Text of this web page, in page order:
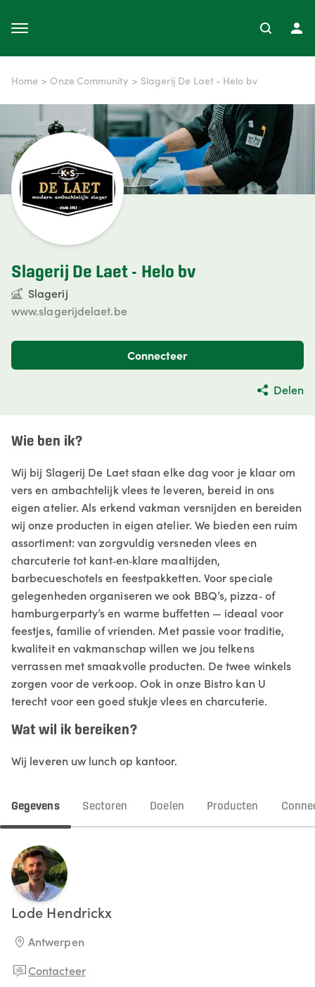
Home > Onze Community > Slagerij De Laet - Helo bv
Slagerij De Laet - Helo bv
Slagerij
www.slagerijdelaet.be
Connecteer
Delen
Wie ben ik?
Wij bij Slagerij De Laet staan elke dag voor je klaar om
vers en ambachtelijk vlees te leveren, bereid in ons
eigen atelier. Als erkend vakman versnijden en bereiden
wij onze producten in eigen atelier. We bieden een ruim
assortiment: van zorgvuldig versneden vlees en
charcuterie tot kant‑en‑klare maaltijden,
barbecueschotels en feestpakketten. Voor speciale
gelegenheden organiseren we ook BBQ’s, pizza‑ of
hamburgerparty’s en warme buffetten — ideaal voor
feestjes, familie of vrienden. Met passie voor traditie,
kwaliteit en vakmanschap willen we jou telkens
verrassen met smaakvolle producten. De twee winkels
zorgen voor de verkoop. Ook in onze Bistro kan U
terecht voor een goed stukje vlees en charcuterie.
Wat wil ik bereiken?
Wij leveren uw lunch op kantoor.
Gegevens Sectoren Doelen Producten
Lode Hendrickx
Antwerpen
Contacteer